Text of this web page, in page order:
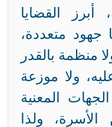
أبرز القضايا
جهود متعددة،
منظمة بالقدر
ولا موزعة
المعنية
ولذا